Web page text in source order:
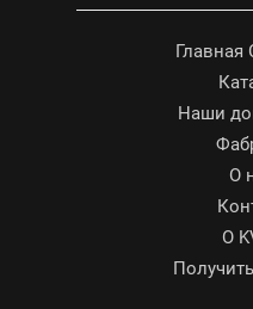
Главная
Наши
О
О